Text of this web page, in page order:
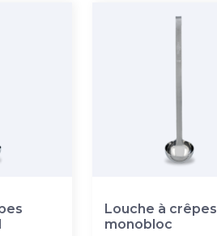
Louche à crêpes
monobloc